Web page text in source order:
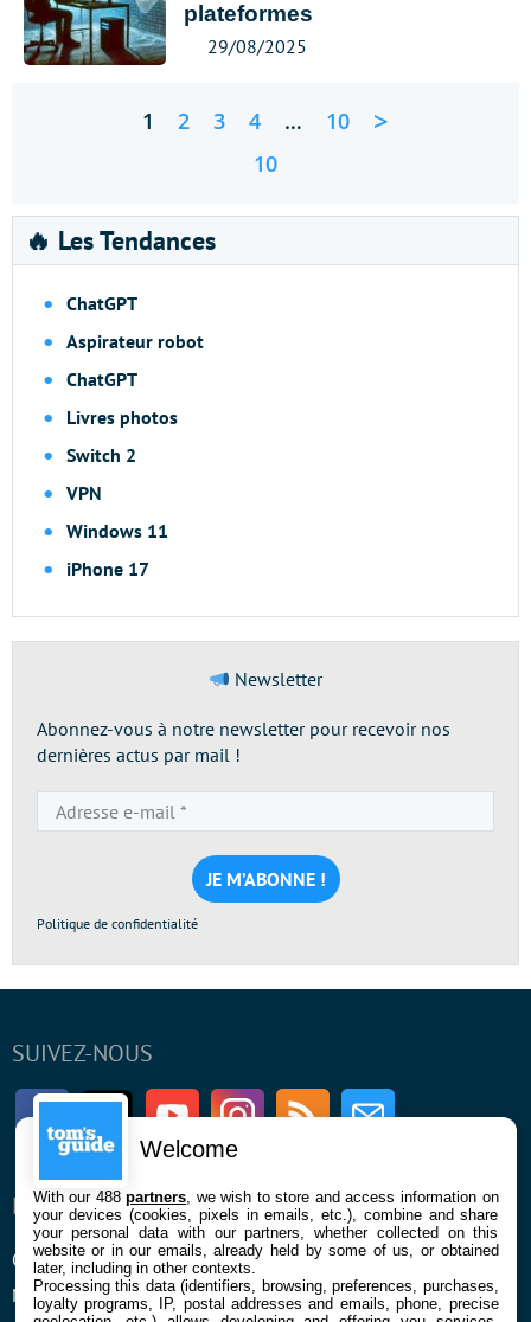
plateformes
29/08/2025
1 2 3 4 … 10 >
10
🔥 Les Tendances
ChatGPT
Aspirateur robot
ChatGPT
Livres photos
Switch 2
VPN
Windows 11
iPhone 17
Newsletter
Abonnez-vous à notre newsletter pour recevoir nos
dernières actus par mail !
e-
mail
*
Politique de confidentialité
SUIVEZ-NOUS
FacebookTwitter Youtube InstagramRSS Newsletter
ENTREPRISE
Qui sommes nous
Mentions légales et CGU
À PROPOS
La rédaction
Contact
Welcome
With our 488partners , we wish to store and access information on
your devices (cookies, pixels in emails, etc.), combine and share
your personal data with our partners, whether collected on this
website or in our emails, already held by some of us, or obtained
later, including in other contexts.
Processing this data (identifiers, browsing, preferences, purchases,
loyalty programs, IP, postal addresses and emails, phone, precise